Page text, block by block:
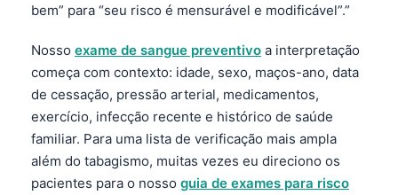
bem” para “seu risco é mensurável e modificável”.”
Nosso exame de sangue preventivo a interpretação
começa com contexto: idade, sexo, maços-ano, data
de cessação, pressão arterial, medicamentos,
exercício, infecção recente e histórico de saúde
familiar. Para uma lista de verificação mais ampla
além do tabagismo, muitas vezes eu direciono os
pacientes para o nosso guia de exames para risco